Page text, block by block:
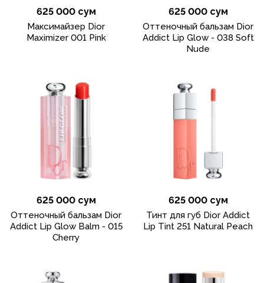
625 000 сум
Максимайзер Dior
Maximizer 001 Pink
625 000 сум
Оттеночный бальзам Dior
Addict Lip Glow - 038 Soft
Nude
625 000 сум
Оттеночный бальзам Dior
Addict Lip Glow Balm - 015
Cherry
625 000 сум
Тинт для губ Dior Addict
Lip Tint 251 Natural Peach